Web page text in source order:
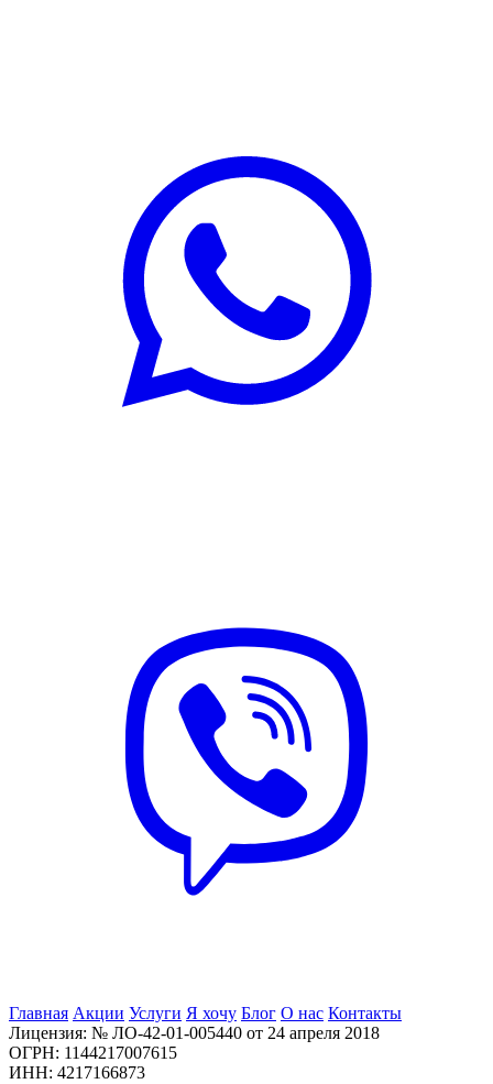
Главная Акции Услуги Я хочу Блог О нас Контакты
Лицензия: № ЛО-42-01-005440 от 24 апреля 2018
ОГРН: 1144217007615
ИНН: 4217166873